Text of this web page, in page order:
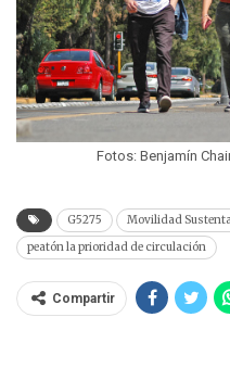
Fotos: Benjamín
G5275
Movilidad
peatón la prioridad de circulación
Compartir